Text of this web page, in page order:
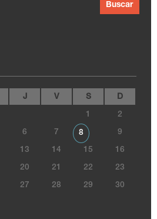
Buscar
J V S D
1 2
6 7 8 9
13 14 15 16
20 21 22 23
27 28 29 30